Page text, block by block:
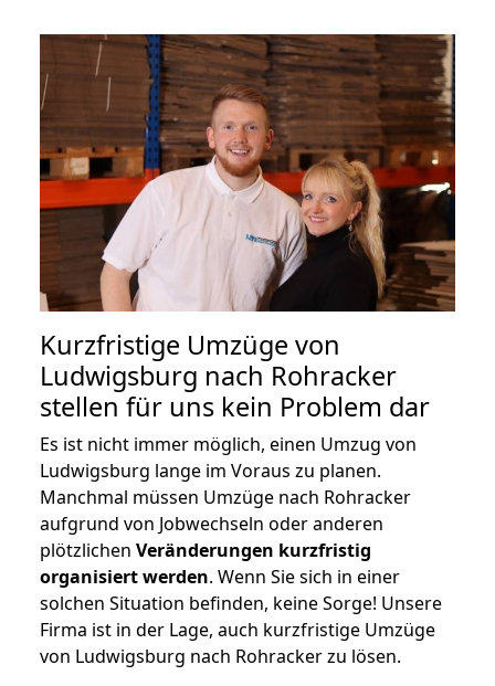
Kurzfristige Umzüge von
Ludwigsburg nach Rohracker
stellen für uns kein Problem dar
Es ist nicht immer möglich, einen Umzug von
Ludwigsburg lange im Voraus zu planen.
Manchmal müssen Umzüge nach Rohracker
aufgrund von Jobwechseln oder anderen
plötzlichen Veränderungen kurzfristig
organisiert werden. Wenn Sie sich in einer
solchen Situation befinden, keine Sorge! Unsere
Firma ist in der Lage, auch kurzfristige Umzüge
von Ludwigsburg nach Rohracker zu lösen.